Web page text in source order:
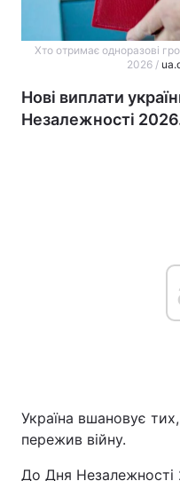
Хто отримає одноразові
2026 /
Нові виплати
Незалежності
Україна вшановує
пережив війну.
До Дня